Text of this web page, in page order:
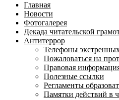
Главная
Новости
Фотогалерея
Декада читательской
Антитеррор
Телефоны
Пожаловаться на
Правовая
Полезные ссылки
Регламенты
Памятки действий в